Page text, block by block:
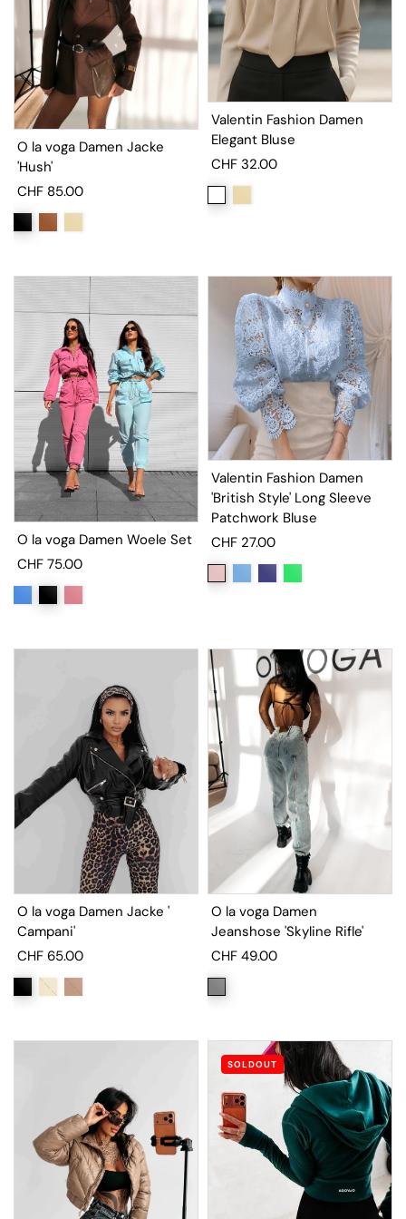
O la voga Damen Jacke
'Hush'
CHF 85.00
Valentin Fashion Damen
Elegant Bluse
CHF 32.00
O la voga Damen Woele Set
CHF 75.00
Valentin Fashion Damen
'British Style' Long Sleeve
Patchwork Bluse
CHF 27.00
O la voga Damen Jacke '
Campani'
CHF 65.00
O la voga Damen
Jeanshose 'Skyline Rifle'
CHF 49.00
SOLDOUT